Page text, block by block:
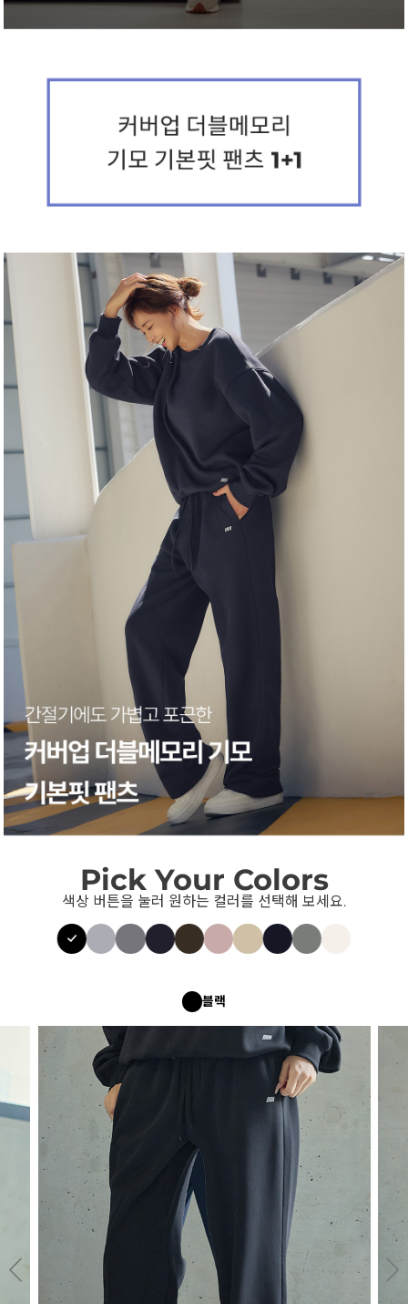
Pick Your Colors
색상 버튼을 눌러 원하는 컬러를 선택해 보세요.
블랙